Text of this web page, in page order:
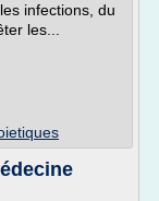
infections, du
les...